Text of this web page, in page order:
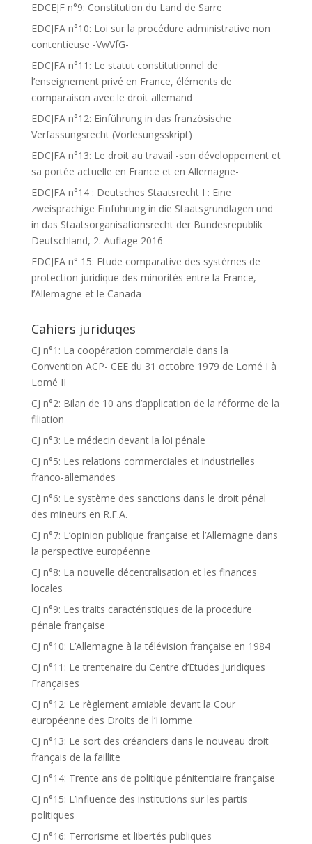
EDCEJF n°9: Constitution du Land de Sarre
EDCJFA n°10: Loi sur la procédure administrative non
contentieuse -VwVfG-
EDCJFA n°11: Le statut constitutionnel de
l’enseignement privé en France, éléments de
comparaison avec le droit allemand
EDCJFA n°12: Einführung in das französische
Verfassungsrecht (Vorlesungsskript)
EDCJFA n°13: Le droit au travail -son développement et
sa portée actuelle en France et en Allemagne-
EDCJFA n°14 : Deutsches Staatsrecht I : Eine
zweisprachige Einführung in die Staatsgrundlagen und
in das Staatsorganisationsrecht der Bundesrepublik
Deutschland, 2. Auflage 2016
EDCJFA n° 15: Etude comparative des systèmes de
protection juridique des minorités entre la France,
l’Allemagne et le Canada
Cahiers juriduqes
CJ n°1: La coopération commerciale dans la
Convention ACP- CEE du 31 octobre 1979 de Lomé I à
Lomé II
CJ n°2: Bilan de 10 ans d’application de la réforme de la
filiation
CJ n°3: Le médecin devant la loi pénale
CJ n°5: Les relations commerciales et industrielles
franco-allemandes
CJ n°6: Le système des sanctions dans le droit pénal
des mineurs en R.F.A.
CJ n°7: L’opinion publique française et l’Allemagne dans
la perspective européenne
CJ n°8: La nouvelle décentralisation et les finances
locales
CJ n°9: Les traits caractéristiques de la procedure
pénale française
CJ n°10: L’Allemagne à la télévision française en 1984
CJ n°11: Le trentenaire du Centre d’Etudes Juridiques
Françaises
CJ n°12: Le règlement amiable devant la Cour
européenne des Droits de l’Homme
CJ n°13: Le sort des créanciers dans le nouveau droit
français de la faillite
CJ n°14: Trente ans de politique pénitentiaire française
CJ n°15: L’influence des institutions sur les partis
politiques
CJ n°16: Terrorisme et libertés publiques